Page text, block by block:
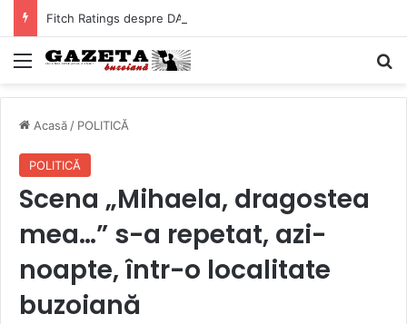
Mediu
Acasă / POLITICĂ
POLITICĂ
Scena „Mihaela, dragostea
mea…” s-a repetat, azi-
noapte, într-o localitate
buzoiană